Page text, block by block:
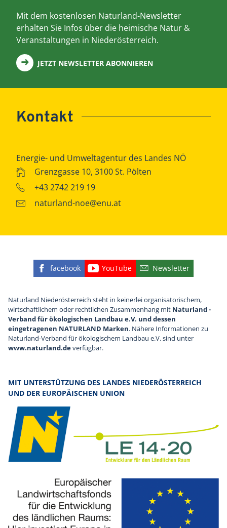
Mit dem kostenlosen Naturland-Newsletter
erhalten Sie Infos über die heimische Natur &
Veranstaltungen in Niederösterreich.
JETZT NEWSLETTER ABONNIEREN
Kontakt
Energie- und Umweltagentur des Landes NÖ
Grenzgasse 10, 3100 St. Pölten
+43 2742 219 19
naturland-noe@enu.at
Finden Sie die eNu auf Facebook
facebook Besuchen Sie den
YouTube Abonnieren Sie
Newsletter
Naturland Niederösterreich steht in keinerlei organisatorischem,
wirtschaftlichem oder rechtlichen Zusammenhang mit Naturland -
Verband für ökologischen Landbau e.V. und dessen
eingetragenen NATURLAND Marken. Nähere Informationen zu
Naturland-Verband für ökologischem Landbau e.V. sind unter
www.naturland.deverfügbar.
MIT UNTERSTÜTZUNG DES LANDES NIEDERÖSTERREICH
UND DER EUROPÄISCHEN UNION